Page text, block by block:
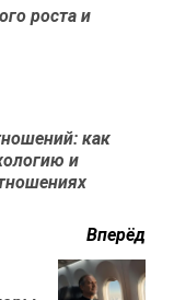
роста и
как
и
Вперёд